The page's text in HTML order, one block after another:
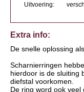
Uitvoering:
Extra info:
De snelle oplossing
Scharnierringen
hierdoor is de sluiting
diefstal voorkomen.
De ring word ook